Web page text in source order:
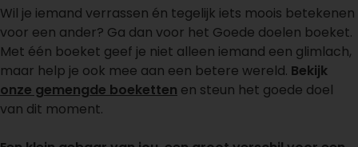
Wil je iemand verrassen én tegelijk iets moois betekenen
voor een ander? Ga dan voor het Goede doelen boeket.
Met één boeket geef je niet alleen iemand een glimlach,
maar help je ook mee aan een betere wereld. Bekijk
onze gemengde boeketten en steun het goede doel
van dit moment.